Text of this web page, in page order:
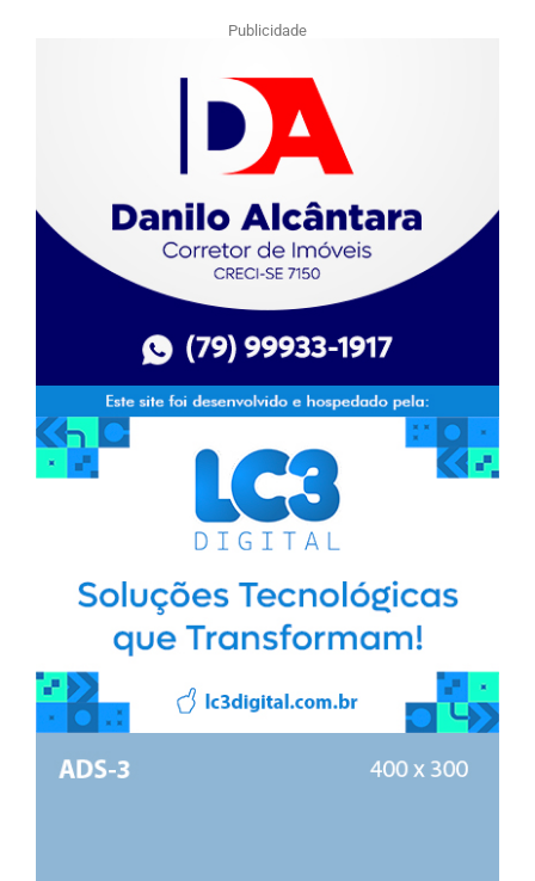
Publicidade